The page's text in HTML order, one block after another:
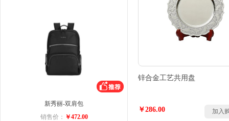
新秀丽-双肩包
销售价： ￥472.00
锌合金工艺共用盘
￥286.00 加入